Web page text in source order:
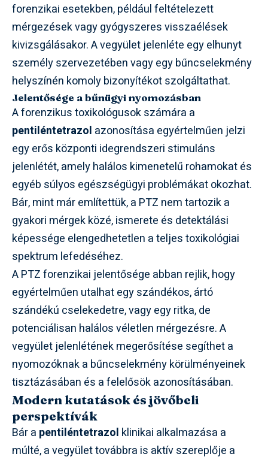
forenzikai esetekben, például feltételezett
mérgezések vagy gyógyszeres visszaélések
kivizsgálásakor. A vegyület jelenléte egy elhunyt
személy szervezetében vagy egy bűncselekmény
helyszínén komoly bizonyítékot szolgáltathat.
Jelentősége a bűnügyi nyomozásban
A forenzikus toxikológusok számára a
pentiléntetrazol azonosítása egyértelműen jelzi
egy erős központi idegrendszeri stimuláns
jelenlétét, amely halálos kimenetelű rohamokat és
egyéb súlyos egészségügyi problémákat okozhat.
Bár, mint már említettük, a PTZ nem tartozik a
gyakori mérgek közé, ismerete és detektálási
képessége elengedhetetlen a teljes toxikológiai
spektrum lefedéséhez.
A PTZ forenzikai jelentősége abban rejlik, hogy
egyértelműen utalhat egy szándékos, ártó
szándékú cselekedetre, vagy egy ritka, de
potenciálisan halálos véletlen mérgezésre. A
vegyület jelenlétének megerősítése segíthet a
nyomozóknak a bűncselekmény körülményeinek
tisztázásában és a felelősök azonosításában.
Modern kutatások és jövőbeli
perspektívák
Bár a pentiléntetrazol klinikai alkalmazása a
múlté, a vegyület továbbra is aktív szereplője a